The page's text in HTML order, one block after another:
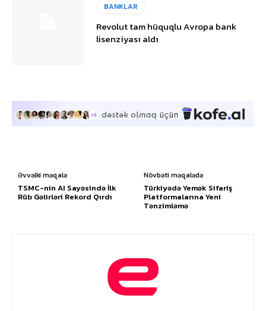
BANKLAR
Revolut tam hüquqlu Avropa bank
lisenziyası aldı
Əvvəlki məqalə
TSMC-nin AI Sayəsində İlk
Rüb Gəlirləri Rekord Qırdı
Növbəti məqalədə
Türkiyədə Yemək Sifariş
Platformalarına Yeni
Tənzimləmə